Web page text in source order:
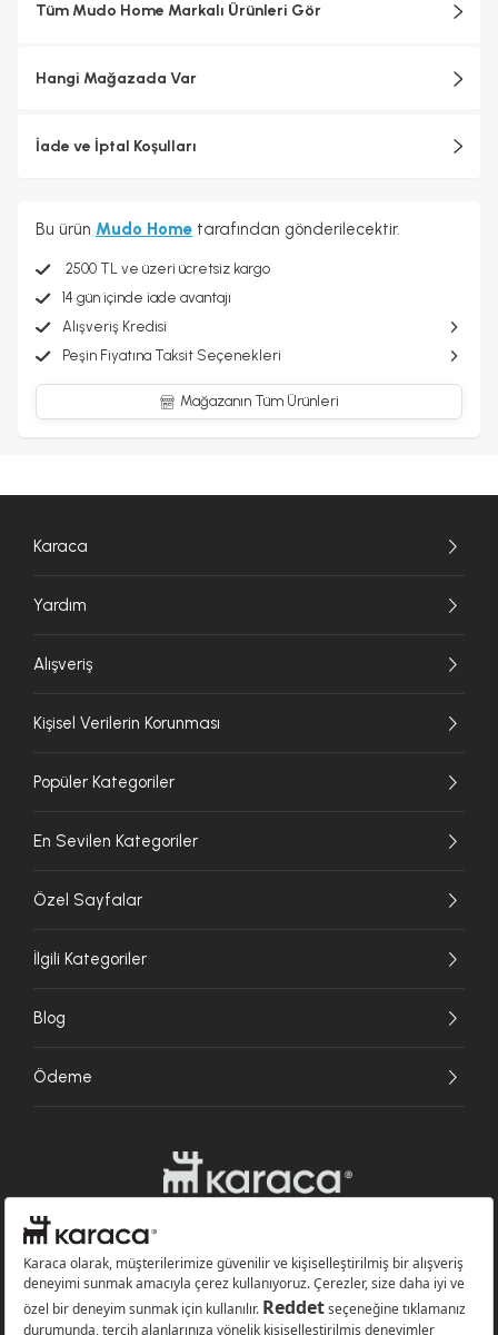
Tüm Mudo Home Markalı Ürünleri Gör
Hangi Mağazada Var
İade ve İptal Koşulları
Bu ürün Mudo Home tarafından gönderilecektir.
2500 TL ve üzeri ücretsiz kargo
14 gün içinde iade avantajı
Alışveriş Kredisi
Peşin Fiyatına Taksit Seçenekleri
Mağazanın Tüm Ürünleri
Karaca
Yardım
Alışveriş
Kişisel Verilerin Korunması
Popüler Kategoriler
En Sevilen Kategoriler
Özel Sayfalar
İlgili Kategoriler
Blog
Ödeme